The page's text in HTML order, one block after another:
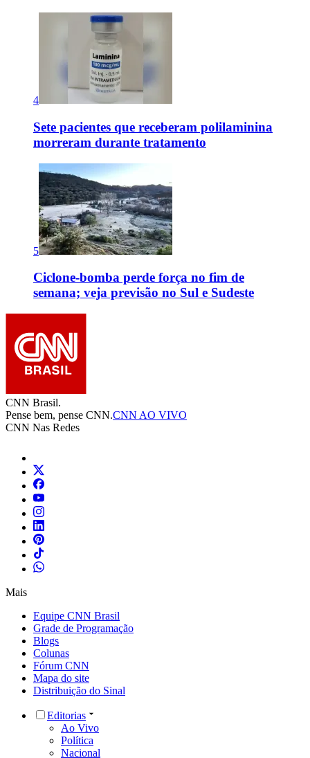
4
Sete pacientes que receberam polilaminina
morreram durante tratamento
5
Ciclone-bomba perde força no fim de
semana; veja previsão no Sul e Sudeste
CNN Brasil.
Pense bem, pense CNN.CNN AO VIVO
CNN Nas Redes
Mais
Equipe CNN Brasil
Grade de Programação
Blogs
Colunas
Fórum CNN
Mapa do site
Distribuição do Sinal
Editorias
Ao Vivo
Política
Nacional